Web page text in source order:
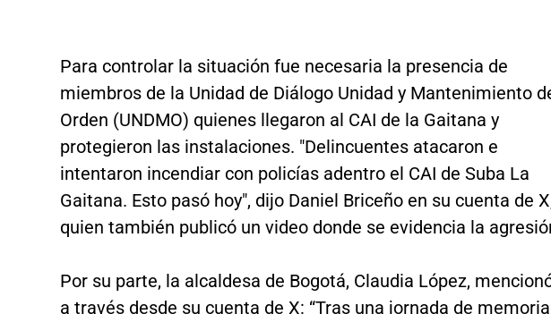
Para controlar la situación fue necesaria la presencia de
miembros de la Unidad de Diálogo Unidad y Mantenimiento
Orden (UNDMO) quienes llegaron al CAI de la Gaitana y
protegieron las instalaciones. "Delincuentes atacaron e
intentaron incendiar con policías adentro el CAI de Suba La
Gaitana. Esto pasó hoy", dijo Daniel Briceño en su cuenta de
quien también publicó un video donde se evidencia la
Por su parte, la alcaldesa de Bogotá, Claudia López,
a través desde su cuenta de X: “Tras una jornada de memoria